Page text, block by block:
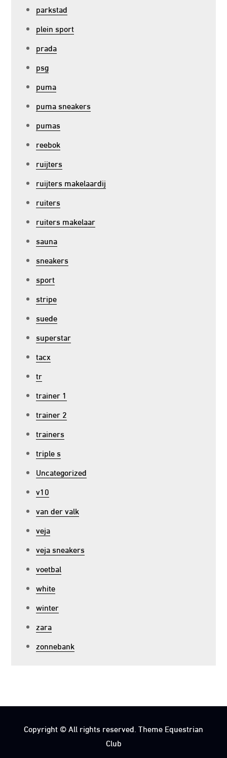
parkstad
plein sport
prada
psg
puma
puma sneakers
pumas
reebok
ruijters
ruijters makelaardij
ruiters
ruiters makelaar
sauna
sneakers
sport
stripe
suede
superstar
tacx
tr
trainer 1
trainer 2
trainers
triple s
Uncategorized
v10
van der valk
veja
veja sneakers
voetbal
white
winter
zara
zonnebank
Copyright © All rights reserved. Theme Equestrian
Club